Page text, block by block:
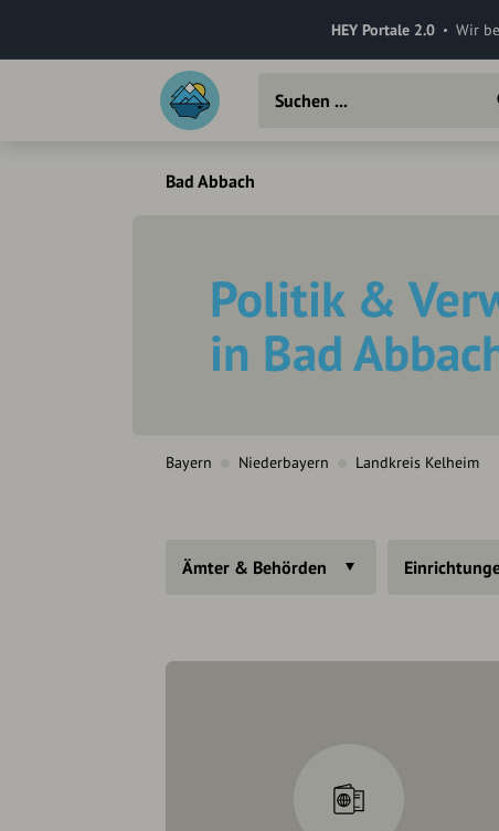
HEY Portale 2.0 Wir
Bad Abbach
Politik &
in Bad
Bayern Niederbayern Landkreis Kelheim
Ämter & Behörden